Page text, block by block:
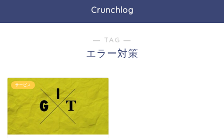
Crunchlog
― TAG ―
エラー対策
サービス